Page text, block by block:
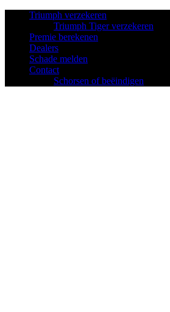
Triumph verzekeren
Triumph Tiger verzekeren
Premie berekenen
Dealers
Schade melden
Contact
Schorsen of beëindigen